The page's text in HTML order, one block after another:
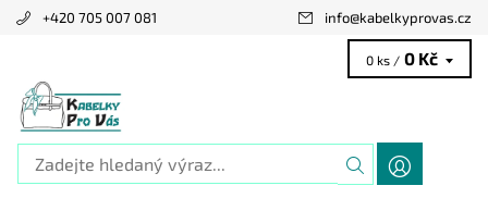
+420 705 007 081 info@kabelkyprovas.cz
0 ks / 0 Kč